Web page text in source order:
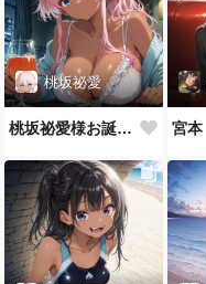
桃坂祕愛
桃坂祕愛様お誕生日イラスト